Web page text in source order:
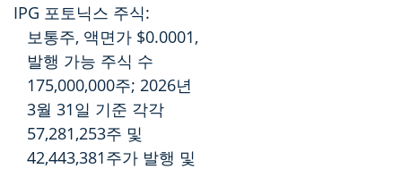
IPG 포토닉스 주식:
보통주, 액면가 $0.0001,
발행 가능 주식 수
175,000,000주; 2026년
3월 31일 기준 각각
57,281,253주 및
42,443,381주가 발행 및